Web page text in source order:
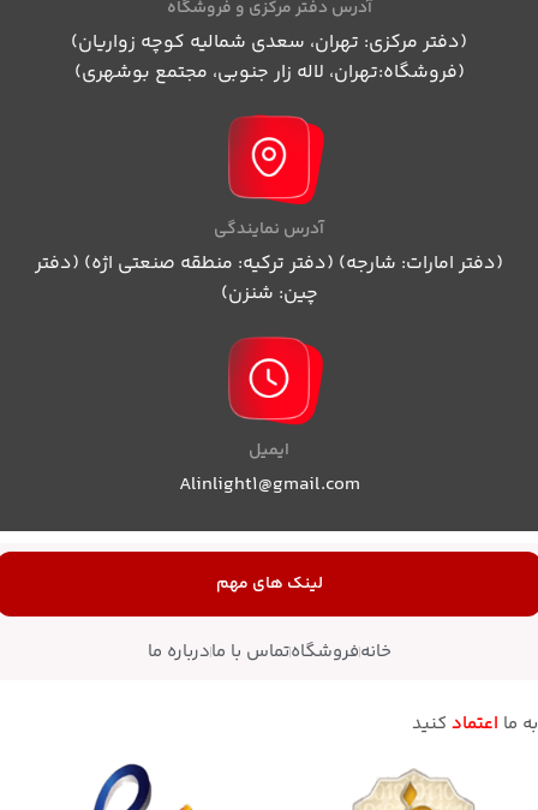
آدرس دفتر مرکزی و فروشگاه
(دفتر مرکزی: تهران، سعدی شمالیه کوچه زواریان)
(فروشگاه:تهران، لاله زار جنوبی، مجتمع بوشهری)
آدرس نمایندگی
(دفتر امارات: شارجه) (دفتر ترکیه: منطقه صنعتی اژه) (دفتر
چین: شنزن)
ایمیل
Alinlight1@gmail.com
لینک های مهم
خانهفروشگاهتماس با مادرباره ما
به ما اعتماد کنید